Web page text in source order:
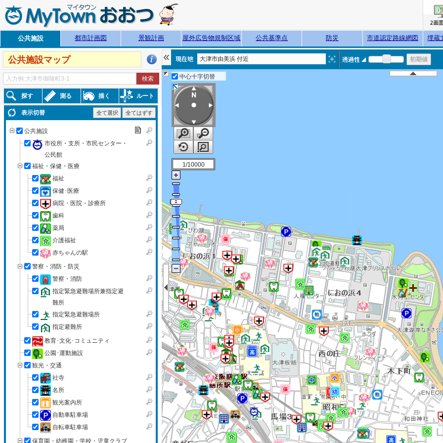
公共施設 都市計画図 景観計画 屋外広告物規制区域 公共基準点 防災 市道認定路線網図 埋蔵
公共施設マップ
探す 測る 描く ルート
表示切替 全て選択 全てはずす
公共施設
市役所・支所・市民センター・
公民館
福祉・保健・医療
福祉
保健･医療
病院・医院・診療所
歯科
薬局
介護福祉
赤ちゃんの駅
警察・消防・防災
警察・消防
指定緊急避難場所兼指定避
難所
指定緊急避難場所
指定避難所
教育･文化･コミュニティ
公園･運動施設
観光・交通
社寺
名所
観光案内所
自動車駐車場
自転車駐車場
保育園・幼稚園・学校・児童クラブ
大津市由美浜 付近
中心十字切替
1/10000